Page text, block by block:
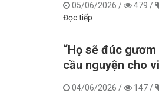
05/06/2026 / 479 /
Đọc tiếp
“Họ sẽ đúc
cầu nguyện cho
04/06/2026 / 147 /